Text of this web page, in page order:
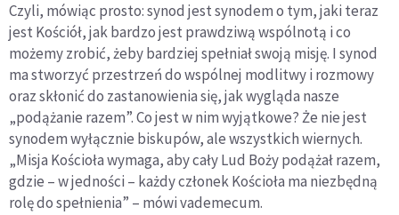
Czyli, mówiąc prosto: synod jest synodem o tym, jaki teraz
jest Kościół, jak bardzo jest prawdziwą wspólnotą i co
możemy zrobić, żeby bardziej spełniał swoją misję. I synod
ma stworzyć przestrzeń do wspólnej modlitwy i rozmowy
oraz skłonić do zastanowienia się, jak wygląda nasze
„podążanie razem”. Co jest w nim wyjątkowe? Że nie jest
synodem wyłącznie biskupów, ale wszystkich wiernych.
„Misja Kościoła wymaga, aby cały Lud Boży podążał razem,
gdzie – w jedności – każdy członek Kościoła ma niezbędną
rolę do spełnienia” – mówi vademecum.